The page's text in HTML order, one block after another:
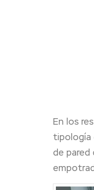
En los
tipología
de pared